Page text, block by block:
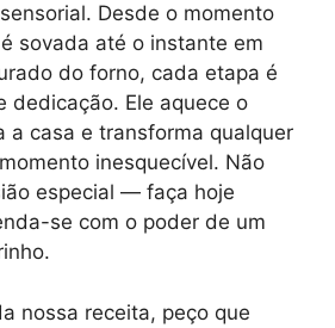
Desde o momento
sovada até o instante em
do forno, cada etapa é
dedicação. Ele aquece o
a casa e transforma qualquer
inesquecível. Não
especial — faça hoje
se com o poder de um
nossa receita, peço que